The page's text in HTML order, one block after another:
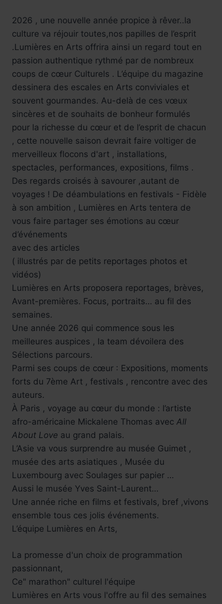
2026 , une nouvelle année propice à rêver..la
culture va réjouir toutes,nos papilles de l’esprit
.Lumières en Arts offrira ainsi un regard tout en
passion authentique rythmé par de nombreux
coups de cœur Culturels . L’équipe du magazine
dessinera des escales en Arts conviviales et
souvent gourmandes. Au-delà de ces vœux
sincères et de souhaits de bonheur formulés
pour la richesse du cœur et de l’esprit de chacun
, cette nouvelle saison devrait faire voltiger de
merveilleux flocons d'art , installations,
spectacles, performances, expositions, films .
Des regards croisés à savourer ,autant de
voyages ! De déambulations en festivals - Fidèle
à son ambition , Lumières en Arts tentera de
vous faire partager ses émotions au cœur
d’événements
avec des articles
( illustrés par de petits reportages photos et
vidéos)
Lumières en Arts proposera reportages, brèves,
Avant-premières. Focus, portraits… au fil des
semaines.
Une année 2026 qui commence sous les
meilleures auspices , la team dévoilera des
Sélections parcours.
Parmi ses coups de cœur : Expositions, moments
forts du 7ème Art , festivals , rencontre avec des
auteurs.
À Paris , voyage au cœur du monde : l’artiste
afro-américaine Mickalene Thomas avec All
About Love au grand palais.
L’Asie va vous surprendre au musée Guimet ,
musée des arts asiatiques , Musée du
Luxembourg avec Soulages sur papier …
Aussi le musée Yves Saint-Laurent…
Une année riche en films et festivals, bref ,vivons
ensemble tous ces jolis événements.
L’équipe Lumières en Arts,
La promesse d'un choix de programmation
passionnant,
Ce" marathon" culturel l'équipe
Lumières en Arts vous l'offre au fil des semaines